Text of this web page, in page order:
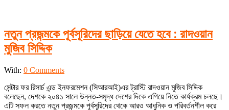
নতুন প্রজন্মকে পূর্বসূরিদের ছাড়িয়ে যেতে হবে : রাদওয়ান
মুজিব সিদ্দিক
2022-
24
With: 0 Comments
সেন্টার ফর রিসার্চ এন্ড ইনফরমেশন (সিআরআই)এর ট্রাস্টি রাদওয়ান মুজিব সিদ্দিক
বলেছেন, দেশকে ২০৪১ সালে উন্নত-সমৃদ্ধ দেশের দিকে এগিয়ে নিতে কার্যক্রম চলছে।
এটি সফল করতে নতুন প্রজন্মকে পূর্বসূরিদের থেকে আরও আধুনিক ও পরিবর্তনশীল করে